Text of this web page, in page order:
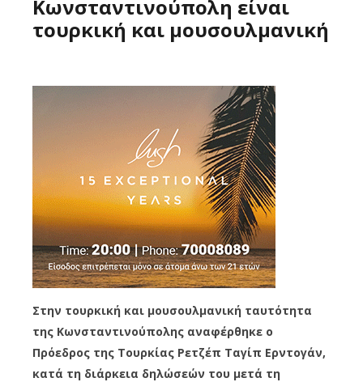
Κωνσταντινούπολη είναι
τουρκική και μουσουλμανική
Στην τουρκική και μουσουλμανική ταυτότητα
της Κωνσταντινούπολης αναφέρθηκε ο
Πρόεδρος της Τουρκίας Ρετζέπ Ταγίπ Ερντογάν,
κατά τη διάρκεια δηλώσεών του μετά τη